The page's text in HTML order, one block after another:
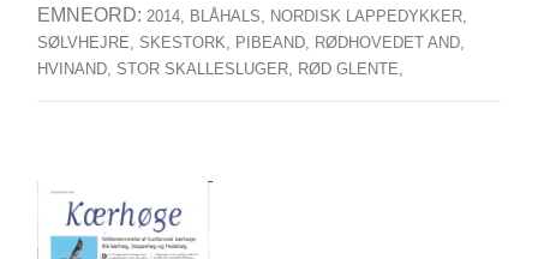
EMNEORD: 2014, BLÅHALS, NORDISK LAPPEDYKKER,
SØLVHEJRE, SKESTORK, PIBEAND, RØDHOVEDET AND,
HVINAND, STOR SKALLESLUGER, RØD GLENTE,